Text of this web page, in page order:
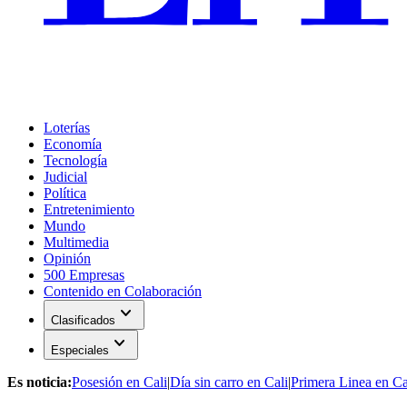
Loterías
Economía
Tecnología
Judicial
Política
Entretenimiento
Mundo
Multimedia
Opinión
500 Empresas
Contenido en Colaboración
Clasificados expand_more
Especiales expand_more
Es noticia:Posesión en Cali|Día sin carro en Cali|Primera Linea en